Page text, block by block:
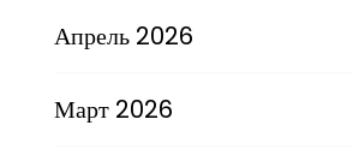
Апрель 2026
Март 2026